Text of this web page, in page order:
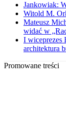
Jankowiak:
Witold M.
Mateusz
widać w
I wiceprezes
architektura
Promowane treści